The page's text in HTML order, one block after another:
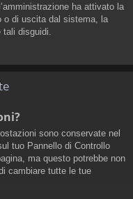
ha attivato la
o di uscita dal sistema, la
disguidi.
sono conservate nel
tuo Pannello di Controllo
ma questo potrebbe non
cambiare tutte le tue